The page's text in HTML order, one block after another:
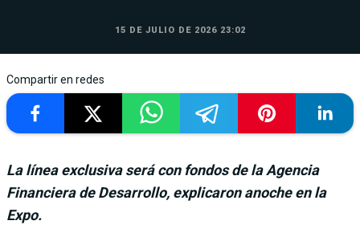
15 DE JULIO DE 2026 23:02
Compartir en redes
La línea exclusiva será con fondos de la Agencia
Financiera de Desarrollo, explicaron anoche en la
Expo.